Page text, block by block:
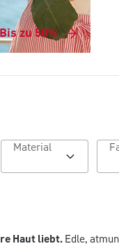
zu 50%
Material
Haut liebt. Edle,